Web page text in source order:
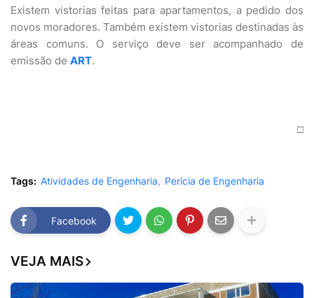
Existem vistorias feitas para apartamentos, a pedido dos
novos moradores. Também existem vistorias destinadas às
áreas comuns. O serviço deve ser acompanhado de
emissão de ART.
□
Tags: Atividades de Engenharia Perícia de Engenharia
Facebook
VEJA MAIS